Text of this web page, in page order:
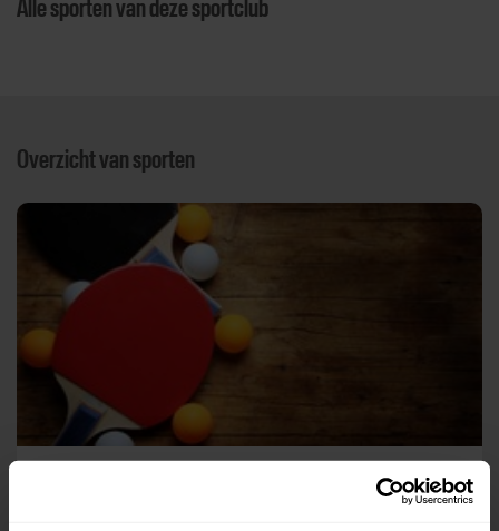
Alle sporten van deze sportclub
Overzicht van sporten